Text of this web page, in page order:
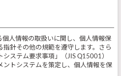
個人情報の取扱いに関し、個人情報保
針その他の規範を遵守します。さら
ステム要求事項」（JIS Q15001）
ントシステムを策定し、個人情報を保